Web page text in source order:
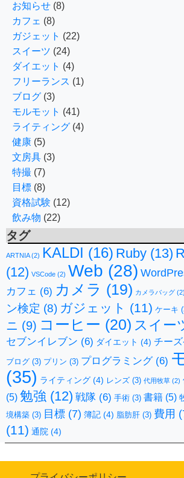
お知らせ (8)
カフェ (8)
ガジェット (22)
スイーツ (24)
ダイエット (4)
フリーランス (1)
ブログ (3)
モルモット (41)
ライティング (4)
健康 (5)
文房具 (3)
特撮 (7)
目標 (8)
資格試験 (12)
飲み物 (22)
タグ
ARTNIA(2) KALDI (16) Ruby (13)
(12) VSCode (2) Web (28)
カフェ (6) カメラ (19) カメラバッグ (2)
ン検定 (8) ガジェット (11) ケーキ
ニ (9) コーヒー (20) スイー
セブンイレブン (6) ダイエット (4) チー
ブログ (3) プリン (3) プログラミング(6)
(35) ライティング (4) レンズ (3) 代用牧草 (2)
(5) 勉強 (12) 戦隊 (6) 手術 (3) 書籍 (5)
境構築 (3) 目標 (7) 簿記 (4) 脂肪肝 (3) 費用
(11) 通院 (4)